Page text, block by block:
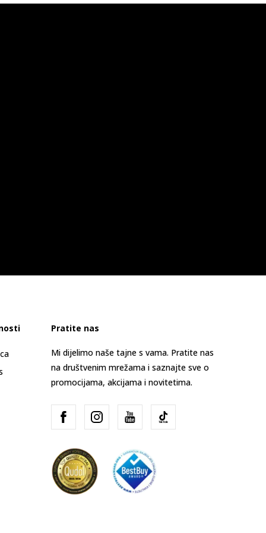
Pratite nas
Mi dijelimo naše tajne s vama. Pratite nas
na društvenim mrežama i saznajte sve o
promocijama, akcijama i novitetima.